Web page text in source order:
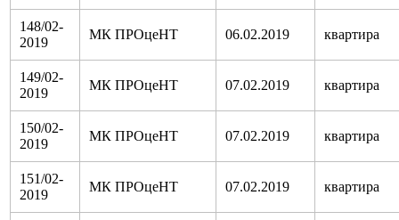
148/02-
2019
МК ПРОцеНТ 06.02.2019 квартира
149/02-
2019
МК ПРОцеНТ 07.02.2019 квартира
150/02-
2019
МК ПРОцеНТ 07.02.2019 квартира
151/02-
2019
МК ПРОцеНТ 07.02.2019 квартира